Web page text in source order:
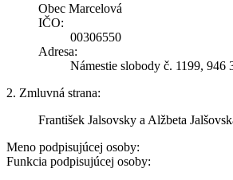
Obec Marcelová
IČO:
00306550
Adresa:
Námestie slobody č. 1199, 946
2. Zmluvná strana:
František Jalsovsky a Alžbeta
Meno podpisujúcej osoby:
Funkcia podpisujúcej osoby: